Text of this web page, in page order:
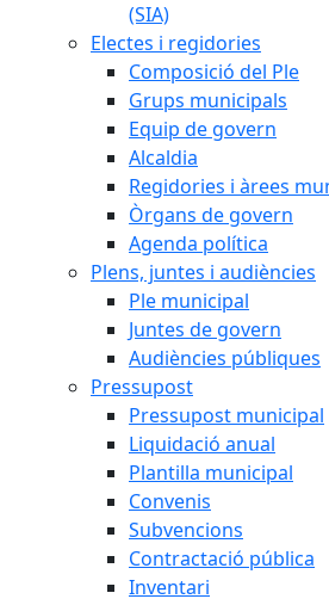
(SIA)
Electes i regidories
Composició del Ple
Grups municipals
Equip de govern
Alcaldia
Regidories i àrees
Òrgans de govern
Agenda política
Plens, juntes i audiències
Ple municipal
Juntes de govern
Audiències públiques
Pressupost
Pressupost municipal
Liquidació anual
Plantilla municipal
Convenis
Subvencions
Contractació pública
Inventari